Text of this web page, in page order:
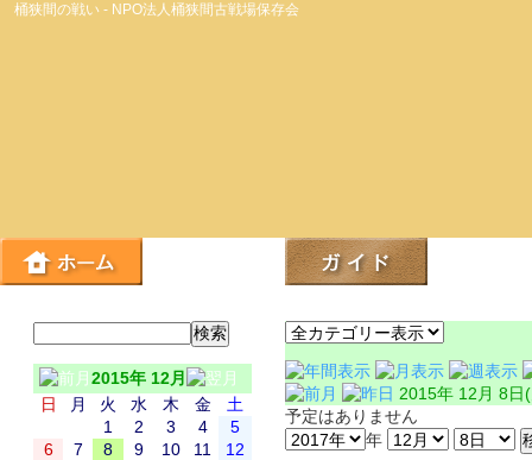
桶狭間の戦い - NPO法人桶狭間古戦場保存会
2015年 12月
日
月 火 水 木 金
土
1
2 3 4
5
6
7 8 9 10 11
12
2015年 12月 8日
予定はありません
年